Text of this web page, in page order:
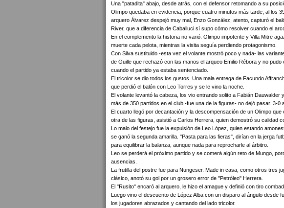
Una "patadita" abajo, desde atrás, con el defensor retomando a su
Olimpo quedaba en evidencia, porque cuatro minutos más tarde, al los
arquero Álvarez despejó muy mal, Enzo González, atento, capturó el
River, que a diferencia de Caballuci sí supo cómo resolver cuando el
En el complemento la historia no varió. Olimpo impotente y Villa Mitre
muerte cada pelota, mientras la visita seguía perdiendo protagonismo.
Con Silva sustituido -esta vez el volante mostró poco y nada- las
de Guille que rechazó con las manos el arqueo Emilio Rébora y no
cuando el partido ya estaba sentenciado.
El tricolor se dio todos los gustos. Una mala entrega de Facundo
que perdió el balón con Leo Torres y se le vino la noche.
El volante levantó la cabeza, los vio entrando solito a Fabián Dauwalder
más de 350 partidos en el club -fue una de la figuras- no dejó pasar. 3-0
El cuarto llegó por decantación y la descompensación de un Olimpo
otra de las figuras, asistió a Carlos Herrera, quien demostró su calidad
Lo malo del festejo fue la expulsión de Leo López, quien estando
se ganó la segunda amarilla. "Pasta para las fieras", dirían en la jerga
para equilibrar la balanza, aunque nada para reprocharle al árbitro.
Leo se perderá el próximo partido y se comerá algún reto de Mungo,
ausencias.
La frutilla del postre fue para Nungeser. Made in casa, como otros tres
clásico, anotó su gol por un grosero error de "Petróleo" Herrera.
El "Rusito" encaró al arquero, le hizo el amague y definió con tiro
Luego vino el descuento de López Alba con un disparo al ángulo desde
los jugadores abrazados y cantando del lado tricolor.